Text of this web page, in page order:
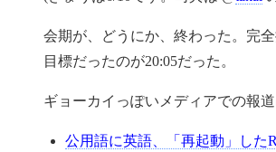
会期が、どうにか、終わった。完
目標だったのが20:05だった。
ギョーカイっぽいメディアでの報
公用語に英語、「再起動」した